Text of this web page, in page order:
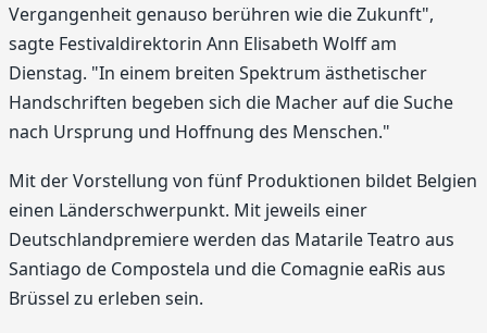
Vergangenheit genauso berühren wie die Zukunft",
sagte Festivaldirektorin Ann Elisabeth Wolff am
Dienstag. "In einem breiten Spektrum ästhetischer
Handschriften begeben sich die Macher auf die Suche
nach Ursprung und Hoffnung des Menschen."
Mit der Vorstellung von fünf Produktionen bildet Belgien
einen Länderschwerpunkt. Mit jeweils einer
Deutschlandpremiere werden das Matarile Teatro aus
Santiago de Compostela und die Comagnie eaRis aus
Brüssel zu erleben sein.